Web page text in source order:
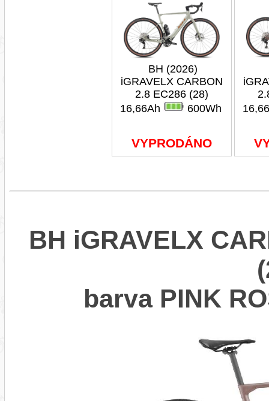
BH (2026)
iGRAVELX CARBON
2.8 EC286 (28)
16,66Ah
600Wh
VYPRODÁNO
BH iGRAVELX
barva PINK